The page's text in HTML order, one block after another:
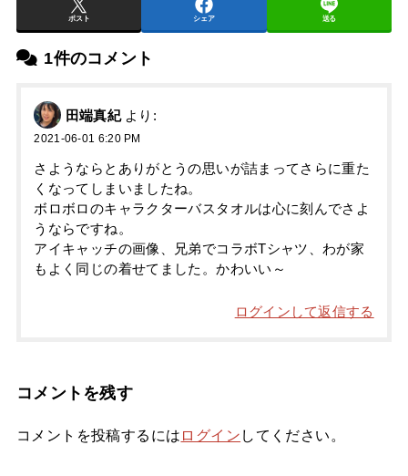
ポスト シェア 送る
1件のコメント
田端真紀 より:
2021-06-01 6:20 PM
さようならとありがとうの思いが詰まってさらに重た
くなってしまいましたね。
ボロボロのキャラクターバスタオルは心に刻んでさよ
うならですね。
アイキャッチの画像、兄弟でコラボTシャツ、わが家
もよく同じの着せてました。かわいい～
ログインして返信する
コメントを残す
コメントを投稿するには ログイン してください。